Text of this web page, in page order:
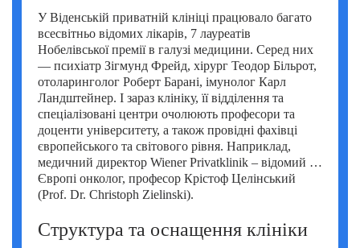
Хале Башак Чалар (Hale Basak Caglar)
Хамдулла Созен (Hamdullah Sozen)
Яків Шехтер (Jacob Schechter)
У Віденській приватній клініці працювало багато
всесвітньо відомих лікарів, 7 лауреатів
Нобелівської премії в галузі медицини. Серед них
— психіатр Зігмунд Фрейд, хірург Теодор Більрот,
отоларинголог Роберт Барані, імунолог Карл
Ландштейнер. І зараз клініку, її відділення та
спеціалізовані центри очолюють професори та
доценти університету, а також провідні фахівці
європейського та світового рівня. Наприклад,
медичний директор Wiener Privatklinik – відомий у
Європі онколог, професор Крістоф Целінський
(Prof. Dr. Christoph Zielinski).
Структура та оснащення клініки